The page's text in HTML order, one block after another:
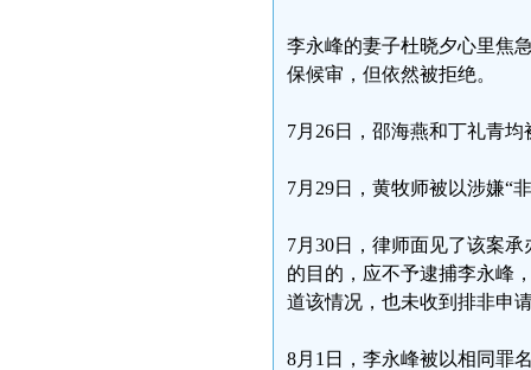
李永峰的妻子杜晓夕心里焦
保候审，但依然被拒绝。
7月26日，邵海燕和丁礼青
7月29日，黄牧师被以涉嫌“
7月30日，律师面见了该案
的目的，应不予逮捕李永峰
道该情况，也未收到排非申
8月1日，李永峰被以相同罪